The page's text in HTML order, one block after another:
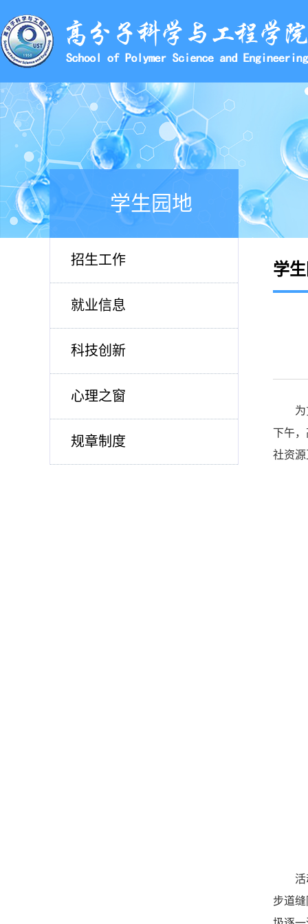
学生园地
招生工作
就业信息
科技创新
心理之窗
规章制度
学
下午
社资
步道